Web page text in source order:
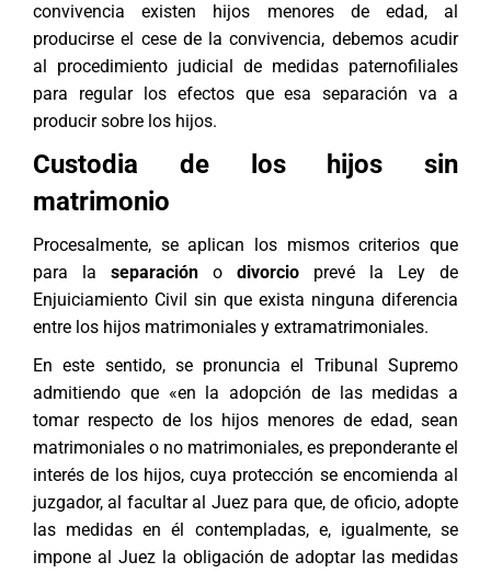
convivencia existen hijos menores de edad, al
producirse el cese de la convivencia, debemos acudir
al procedimiento judicial de medidas paternofiliales
para regular los efectos que esa separación va a
producir sobre los hijos.
Custodia de los hijos sin
matrimonio
Procesalmente, se aplican los mismos criterios que
para la separación o divorcio prevé la Ley de
Enjuiciamiento Civil sin que exista ninguna diferencia
entre los hijos matrimoniales y extramatrimoniales.
En este sentido, se pronuncia el Tribunal Supremo
admitiendo que «en la adopción de las medidas a
tomar respecto de los hijos menores de edad, sean
matrimoniales o no matrimoniales, es preponderante el
interés de los hijos, cuya protección se encomienda al
juzgador, al facultar al Juez para que, de oficio, adopte
las medidas en él contempladas, e, igualmente, se
impone al Juez la obligación de adoptar las medidas